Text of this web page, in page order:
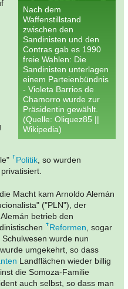
Nach dem
Waffenstillstand
zwischen den
Sandinisten und den
Contras gab es 1990
freie Wahlen: Die
Sandinisten unterlagen
einem Parteienbündnis
- Violeta Barrios de
Chamorro wurde zur
Präsidentin gewählt.
(Quelle: Oliquez85 ||
Wikipedia)
Politik, so wurden
Macht kam Arnoldo Alemán
("PLN"), der
betrieb den
Reformen, sogar
wurde nun
umgekehrt, so dass
Landflächen wieder billig
die Somoza-Familie
auch selbst, so dass man